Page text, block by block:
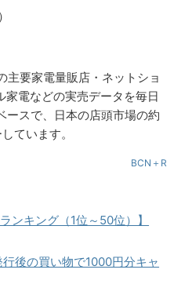
主要家電量販店・ネットショ
家電などの実売データを毎日
ースで、日本の店頭市場の約
ています。
BCN＋R
ンキング（1位～50位）】
後の買い物で1000円分キャ